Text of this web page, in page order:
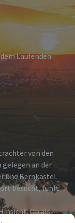
Laufenden
von den
gelegen an der
und Bernkastel.
besucht, fühlt
Ob als